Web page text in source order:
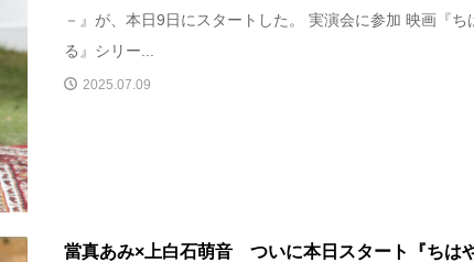
－』が、本日9日にスタートした。 実演会に参加 映画『ち
る』シリー...
2025.07.09
當真あみ×上白石萌音 ついに本日スタート『ちは